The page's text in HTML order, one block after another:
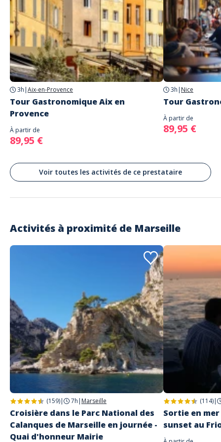
Adresse
Hôtel de Ville Pavillon Daviel
66 Quai du Port, Marsiglia, Francia
Marseille
Devant le restaurant Le New Terrasse
3h |Aix-en-Provence
Tour Gastronomique Aix en
Provence
À partir de
89,95 €
3h | Nice
Tour
À partir de
89,95 €
Voir toutes les activités de ce prestataire
Activités à proximité de Marseille
(159)| 7h | Marseille
Croisière dans le Parc National des
Calanques de Marseille en journée -
Quai d'honneur Mairie
(114)|
Sortie en
sunset au